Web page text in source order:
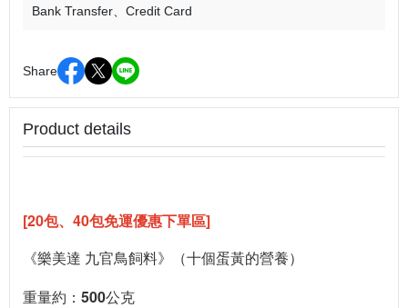
Bank Transfer
Credit Card
Share
Product details
[20包、40包免運優惠下單區]
《樂美達 九官鳥飼料》（十個蛋黃的營養）
重量約：500公克